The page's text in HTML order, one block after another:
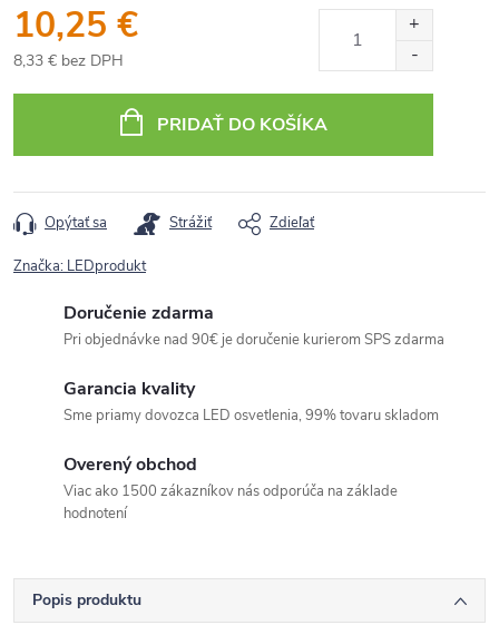
10,25 €
8,33 € bez DPH
cena:
PRIDAŤ DO KOŠÍKA
Opýtať sa Strážiť Zdieľať
Značka: LEDprodukt
Doručenie zdarma
Pri objednávke nad 90€ je doručenie kurierom SPS zdarma
Garancia kvality
Sme priamy dovozca LED osvetlenia, 99% tovaru skladom
Overený obchod
Viac ako 1500 zákazníkov nás odporúča na základe
hodnotení
Popis produktu